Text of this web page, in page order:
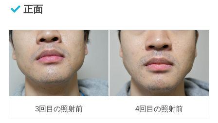
正面
3回目の照射前 4回目の照射前